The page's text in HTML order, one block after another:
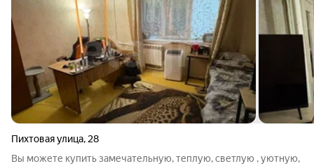
Пихтовая улица, 28
Вы можете купить замечательную, теплую, светлую , уютную,